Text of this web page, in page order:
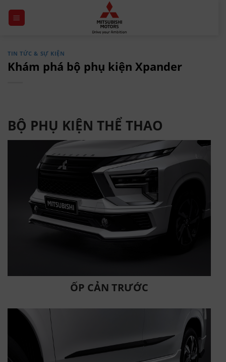
đến
TIN TỨC & SỰ KIỆN
Khám phá bộ phụ kiện Xpander
BỘ PHỤ KIỆN THỂ THAO
ỐP CẢN TRƯỚC